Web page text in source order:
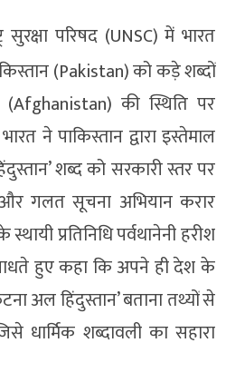
सुरक्षा परिषद (UNSC) में भारत
(Pakistan) को कड़े शब्दों
की स्थिति पर
ने पाकिस्तान द्वारा इस्तेमाल
शब्द को सरकारी स्तर पर
और गलत सूचना अभियान करार
स्थायी प्रतिनिधि पर्वथानेनी हरीश
हुए कहा कि अपने ही देश के
अल हिंदुस्तान’ बताना तथ्यों से
धार्मिक शब्दावली का सहारा